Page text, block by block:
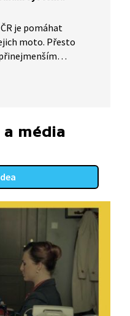
je pomáhat
moto. Přesto
a starali
Ujíždějící
vozu,
Bohužel se často
ale selhává i systém.
média